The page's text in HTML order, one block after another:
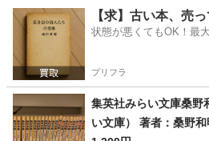
神奈川 茅ヶ崎市 茅ケ崎駅 絵本
【求】古い本、売
状態が悪くてもOK！最
プリフラ
集英社みらい文庫桑野和明絶叫
い文庫） 著者：桑野